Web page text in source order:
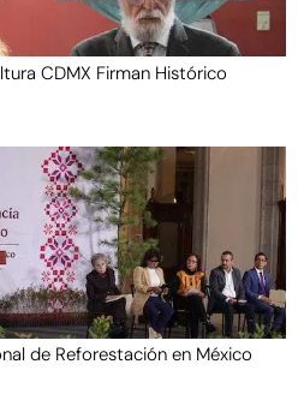
CDMX Firman Histórico
de Reforestación en México